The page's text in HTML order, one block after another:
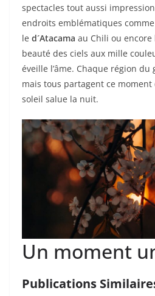
spectacles tout aussi
endroits emblématiques
le d´Atacama au Chili ou encore
beauté des ciels aux mille
éveille l’âme. Chaque région du
mais tous partagent ce moment
soleil salue la nuit.
Un moment
Publications